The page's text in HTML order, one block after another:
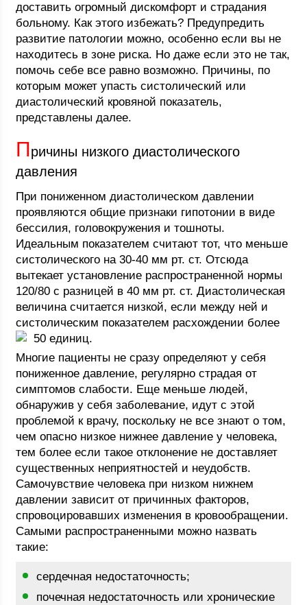
доставить огромный дискомфорт и страдания
больному. Как этого избежать? Предупредить
развитие патологии можно, особенно если вы не
находитесь в зоне риска. Но даже если это не так,
помочь себе все равно возможно. Причины, по
которым может упасть систолический или
диастолический кровяной показатель,
представлены далее.
Причины низкого диастолического
давления
При пониженном диастолическом давлении
проявляются общие признаки гипотонии в виде
бессилия, головокружения и тошноты.
Идеальным показателем считают тот, что меньше
систолического на 30-40 мм рт. ст. Отсюда
вытекает установление распространенной нормы
120/80 с разницей в 40 мм рт. ст. Диастолическая
величина считается низкой, если между ней и
систолическим показателем расхождении более
50 единиц.
Многие пациенты не сразу определяют у себя
пониженное давление, регулярно страдая от
симптомов слабости. Еще меньше людей,
обнаружив у себя заболевание, идут с этой
проблемой к врачу, поскольку не все знают о том,
чем опасно низкое нижнее давление у человека,
тем более если такое отклонение не доставляет
существенных неприятностей и неудобств.
Самочувствие человека при низком нижнем
давлении зависит от причинных факторов,
спровоцировавших изменения в кровообращении.
Самыми распространенными можно назвать
такие:
сердечная недостаточность;
почечная недостаточность или хронические